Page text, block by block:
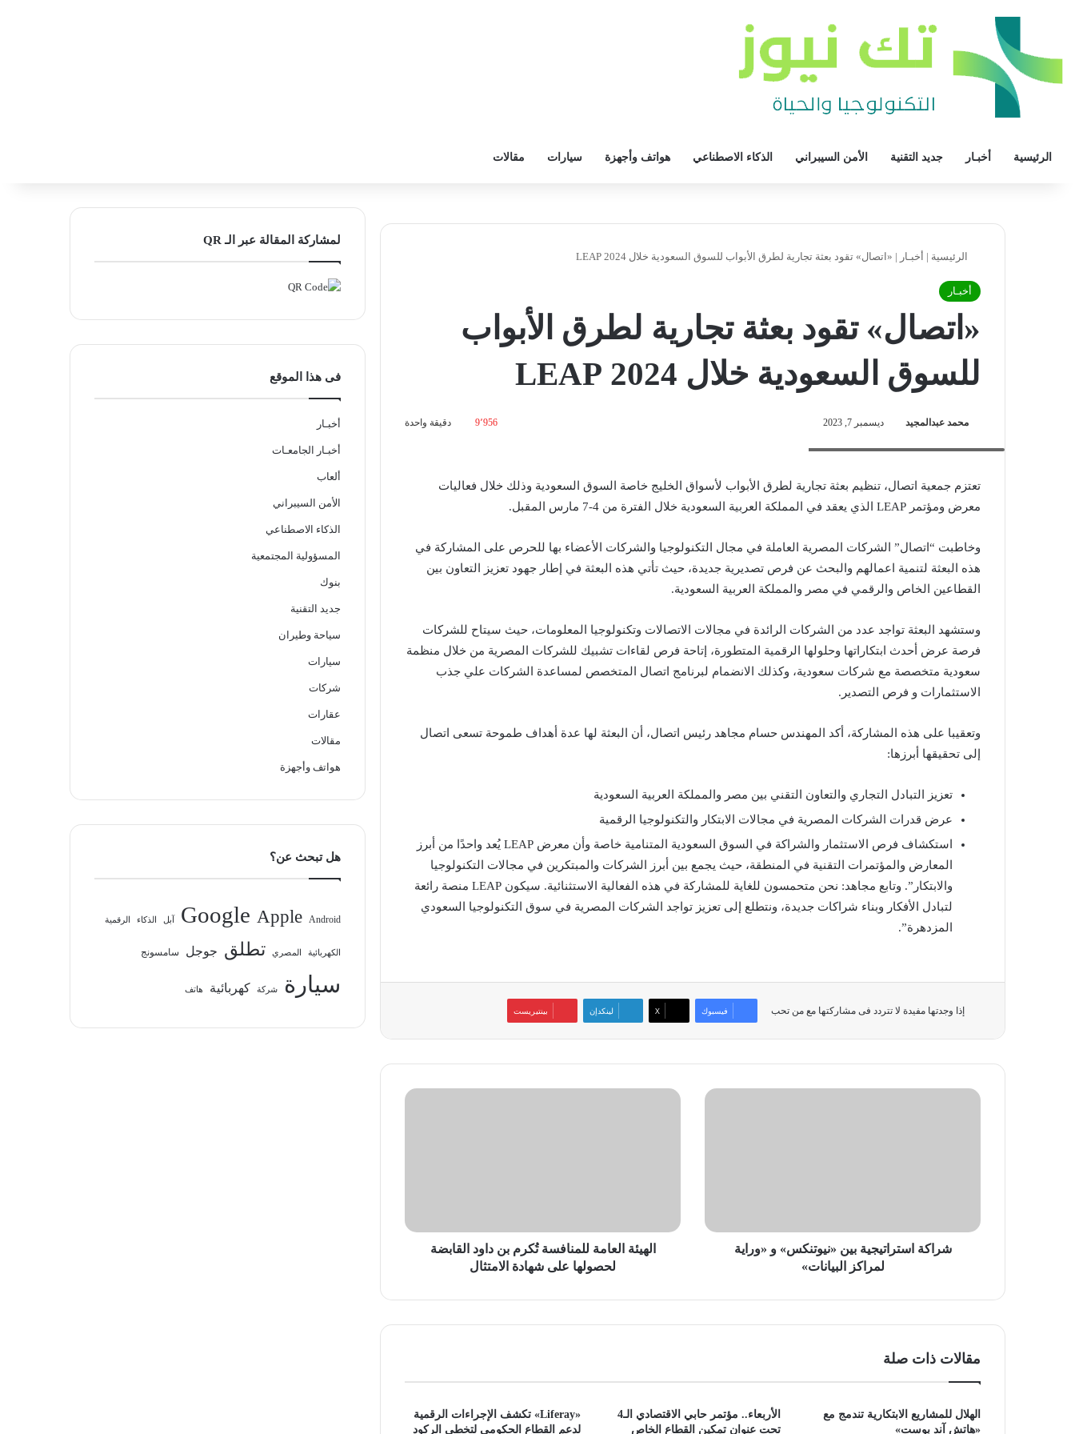
الرئيسية أخبـار جديد التقنية الأمن السيبراني الذكاء الاصطناعي هواتف وأجهزة سيارات مقالات
الرئيسية | أخبـار | «اتصال» تقود بعثة تجارية لطرق الأبواب للسوق السعودية خلال 2024 LEAP
أخبـار
«اتصال» تقود بعثة تجارية لطرق الأبواب
للسوق السعودية خلال 2024 LEAP
محمد عبدالمجيد ديسمبر 7, 2023 9٬956 دقيقة واحدة
تعتزم جمعية اتصال، تنظيم بعثة تجارية لطرق الأبواب لأسواق الخليج خاصة السوق السعودية وذلك خلال فعاليات
معرض ومؤتمر LEAP الذي يعقد في المملكة العربية السعودية خلال الفترة من 4-7 مارس المقبل.
وخاطبت “اتصال” الشركات المصرية العاملة في مجال التكنولوجيا والشركات الأعضاء بها للحرص على المشاركة في
هذه البعثة لتنمية اعمالهم والبحث عن فرص تصديرية جديدة، حيث تأتي هذه البعثة في إطار جهود تعزيز التعاون بين
القطاعين الخاص والرقمي في مصر والمملكة العربية السعودية.
وستشهد البعثة تواجد عدد من الشركات الرائدة في مجالات الاتصالات وتكنولوجيا المعلومات، حيث سيتاح للشركات
فرصة عرض أحدث ابتكاراتها وحلولها الرقمية المتطورة، إتاحة فرص لقاءات تشبيك للشركات المصرية من خلال منظمة
سعودية متخصصة مع شركات سعودية، وكذلك الانضمام لبرنامج اتصال المتخصص لمساعدة الشركات علي جذب
الاستثمارات و فرص التصدير.
وتعقيبا على هذه المشاركة، أكد المهندس حسام مجاهد رئيس اتصال، أن البعثة لها عدة أهداف طموحة تسعى اتصال
إلى تحقيقها أبرزها:
تعزيز التبادل التجاري والتعاون التقني بين مصر والمملكة العربية السعودية
عرض قدرات الشركات المصرية في مجالات الابتكار والتكنولوجيا الرقمية
استكشاف فرص الاستثمار والشراكة في السوق السعودية المتنامية خاصة وأن معرض LEAP يُعد واحدًا من أبرز
المعارض والمؤتمرات التقنية في المنطقة، حيث يجمع بين أبرز الشركات والمبتكرين في مجالات التكنولوجيا
والابتكار”. وتابع مجاهد: نحن متحمسون للغاية للمشاركة في هذه الفعالية الاستثنائية. سيكون LEAP منصة رائعة
لتبادل الأفكار وبناء شراكات جديدة، ونتطلع إلى تعزيز تواجد الشركات المصرية في سوق التكنولوجيا السعودي
المزدهرة”.
إذا وجدتها مفيدة لا تتردد فى مشاركتها مع من تحب فيسبوك ‫X لينكدإن بينتيريست
شراكة
شراكة استراتيجية بين «نيوتنكس» و «وراية
لمراكز البيانات»
الهيئة
على
شهادة الهيئة العامة للمنافسة تُكرم بن داود القابضة
لحصولها على شهادة الامتثال
مقالات ذات صلة
الهلال للمشاريع الابتكارية تندمج مع
«هاتش آند بوست»
الأربعاء.. مؤتمر حابي الاقتصادي الـ4
تحت عنوان تمكين القطاع الخاص
«Liferay» تكشف الإجراءات الرقمية
لدعم القطاع الحكومي لتخطي الركود
لمشاركة المقالة عبر الـ QR
فى هذا الموقع
أخبـار
أخبـار الجامعـات
ألعاب
الأمن السيبراني
الذكاء الاصطناعي
المسؤولية المجتمعية
بنوك
جديد التقنية
سياحة وطيران
سيارات
شركات
عقارات
مقالات
هواتف وأجهزة
هل تبحث عن؟
Android
Apple
Google آبل الذكاء الرقمية
الكهربائية المصري تطلق جوجل سامسونج
سيارة شركة كهربائية هاتف